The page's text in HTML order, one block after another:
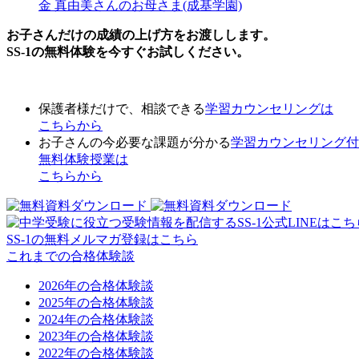
金 真由美さんのお母さま(成基学園)
お子さんだけの成績の上げ方をお渡しします。
SS-1の無料体験を今すぐお試しください。
保護者様だけで、相談できる学習カウンセリングは
こちらから
お子さんの今必要な課題が分かる学習カウンセリング
無料体験授業は
こちらから
SS-1の無料メルマガ登録はこちら
これまでの合格体験談
2026年の合格体験談
2025年の合格体験談
2024年の合格体験談
2023年の合格体験談
2022年の合格体験談